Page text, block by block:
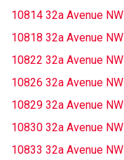
10814 32a Avenue NW
10818 32a Avenue NW
10822 32a Avenue NW
10826 32a Avenue NW
10829 32a Avenue NW
10830 32a Avenue NW
10833 32a Avenue NW